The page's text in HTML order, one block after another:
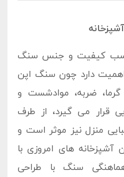
کیفیت و جنس سنگ
اهمیت دارد چون سنگ اپن
ضربه، موادشست و
قرار می گیرد، از طرف
منزل نیز موثر است و
آشپزخانه های امروزی با
سنگ با طراحی